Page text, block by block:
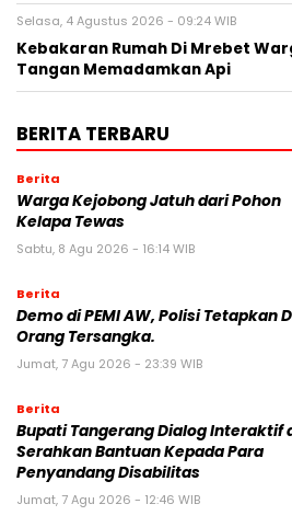
Selasa, 4 Agustus 2026 - 09:24 WIB
Kebakaran Rumah Di Mrebet
Tangan Memadamkan Api
BERITA TERBARU
Berita
Warga Kejobong Jatuh dari Pohon
Kelapa Tewas
Sabtu, 8 Agu 2026 - 16:14 WIB
Berita
Demo di PEMI AW, Polisi Tetapkan
Orang Tersangka.
Jumat, 7 Agu 2026 - 23:39 WIB
Berita
Bupati Tangerang Dialog Interaktif
Serahkan Bantuan Kepada Para
Penyandang Disabilitas
Jumat, 7 Agu 2026 - 12:46 WIB